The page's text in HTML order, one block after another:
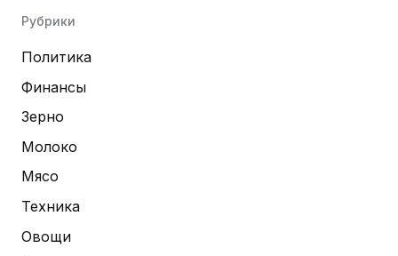
Рубрики
Политика
Финансы
Зерно
Молоко
Мясо
Техника
Овощи